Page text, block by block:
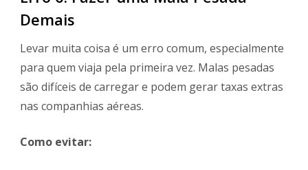
Demais
Levar muita coisa é um erro comum, especialmente
para quem viaja pela primeira vez. Malas pesadas
são difíceis de carregar e podem gerar taxas extras
nas companhias aéreas.
Como evitar: